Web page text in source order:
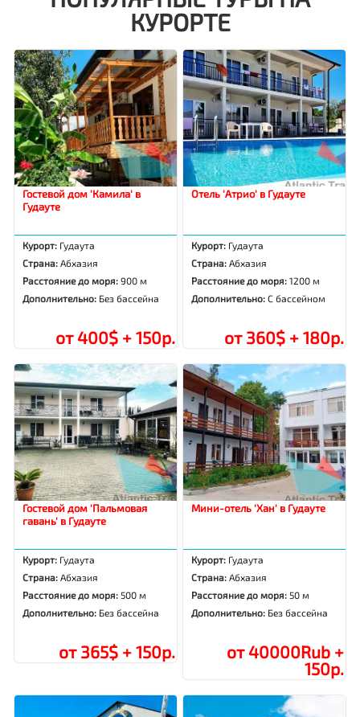
КУРОРТЕ
Гостевой дом 'Камила' в
Гудауте
Курорт: Гудаута
Страна:Абхазия
Расстояние до моря:900 м
Дополнительно: Без бассейна
от 400$ + 150р.
Отель 'Атрио' в Гудауте
Курорт: Гудаута
Страна:Абхазия
Расстояние до моря:1200 м
Дополнительно:С бассейном
от 360$ + 180р.
Гостевой дом 'Пальмовая
гавань' в Гудауте
Курорт: Гудаута
Страна:Абхазия
Расстояние до моря: 500 м
Дополнительно: Без бассейна
от 365$ + 150р.
Мини-отель 'Хан' в Гудауте
Курорт: Гудаута
Страна:Абхазия
Расстояние до моря: 50 м
Дополнительно: Без бассейна
от 40000Rub +
150р.